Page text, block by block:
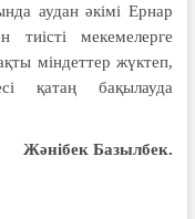
аудан әкімі Ернар
тиісті мекемелерге
міндеттер жүктеп,
қатаң бақылауда
Жәнібек Базылбек.